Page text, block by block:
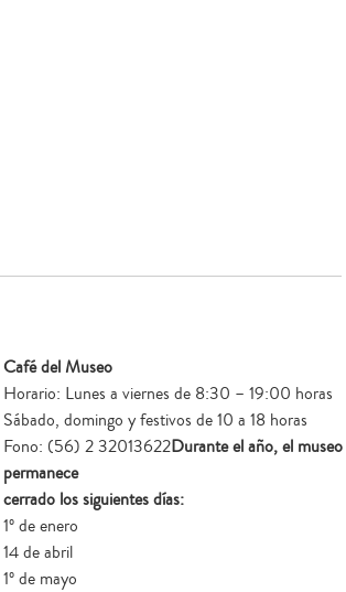
Café del Museo
Horario: Lunes a viernes de 8:30 – 19:00 horas
Sábado, domingo y festivos de 10 a 18 horas
Fono: (56) 2 32013622Durante el año, el museo
permanece
cerrado los siguientes días:
1º de enero
14 de abril
1º de mayo